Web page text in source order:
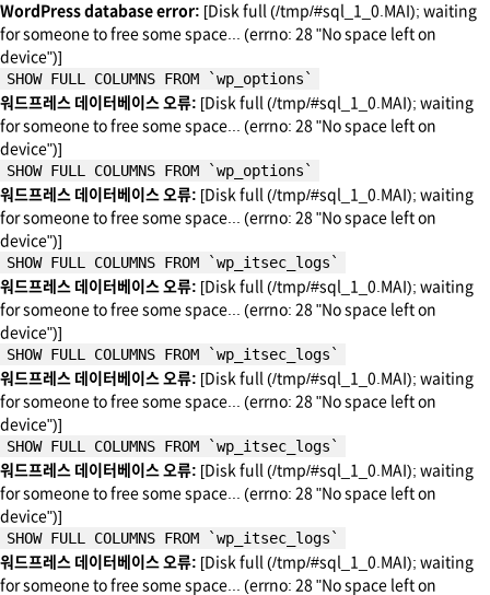
WordPress database error: [Disk full (/tmp/#sql_1_0.MAI); waiting
for someone to free some space... (errno: 28 "No space left on
device")]
SHOW FULL COLUMNS FROM `wp_options`
워드프레스 데이터베이스 오류: [Disk full (/tmp/#sql_1_0.MAI); waiting
for someone to free some space... (errno: 28 "No space left on
device")]
SHOW FULL COLUMNS FROM `wp_options`
워드프레스 데이터베이스 오류: [Disk full (/tmp/#sql_1_0.MAI); waiting
for someone to free some space... (errno: 28 "No space left on
device")]
SHOW FULL COLUMNS FROM `wp_itsec_logs`
워드프레스 데이터베이스 오류: [Disk full (/tmp/#sql_1_0.MAI); waiting
for someone to free some space... (errno: 28 "No space left on
device")]
SHOW FULL COLUMNS FROM `wp_itsec_logs`
워드프레스 데이터베이스 오류: [Disk full (/tmp/#sql_1_0.MAI); waiting
for someone to free some space... (errno: 28 "No space left on
device")]
SHOW FULL COLUMNS FROM `wp_itsec_logs`
워드프레스 데이터베이스 오류: [Disk full (/tmp/#sql_1_0.MAI); waiting
for someone to free some space... (errno: 28 "No space left on
device")]
SHOW FULL COLUMNS FROM `wp_itsec_logs`
워드프레스 데이터베이스 오류: [Disk full (/tmp/#sql_1_0.MAI); waiting
for someone to free some space... (errno: 28 "No space left on